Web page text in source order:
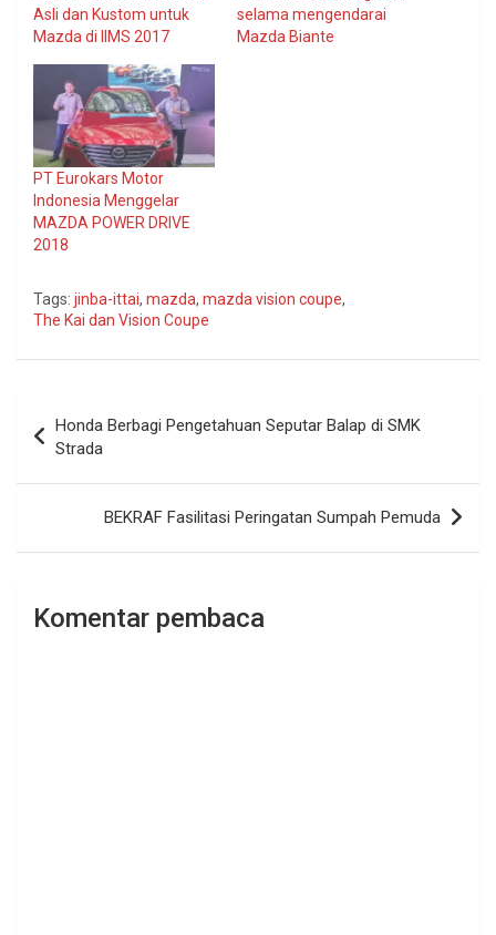
Asli dan Kustom untuk
Mazda di IIMS 2017
selama mengendarai
Mazda Biante
PT Eurokars Motor
Indonesia Menggelar
MAZDA POWER DRIVE
2018
Tags: jinba-ittai, mazda, mazda vision coupe,
The Kai dan Vision Coupe
pos
Honda Berbagi Pengetahuan Seputar Balap di SMK
Strada
BEKRAF Fasilitasi Peringatan Sumpah Pemuda
Komentar pembaca